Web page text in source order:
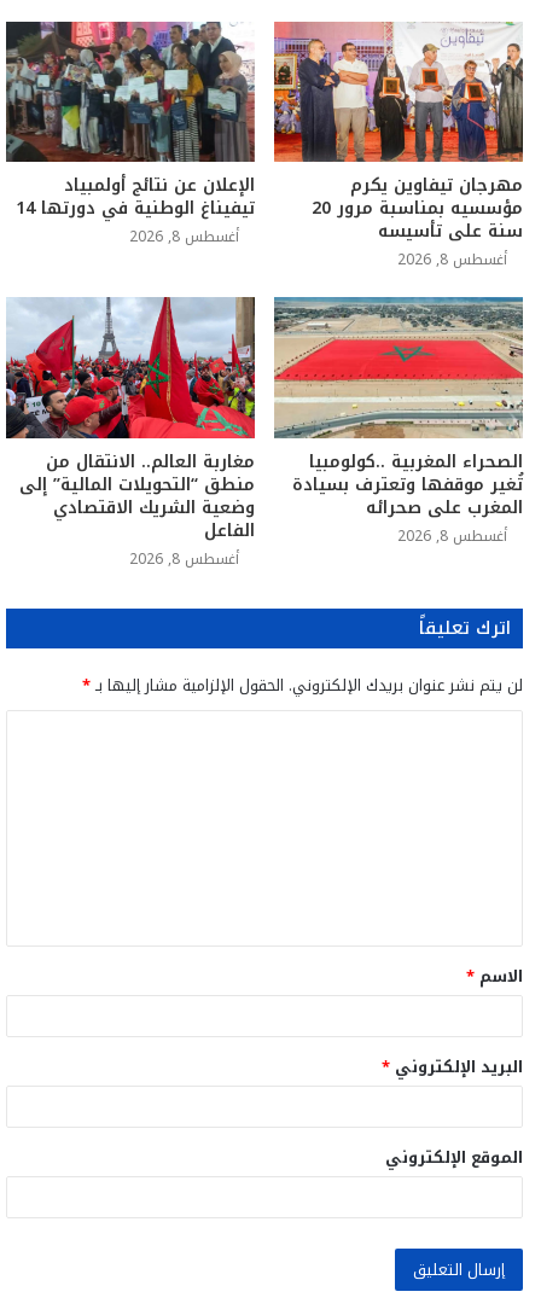
مهرجان تيفاوين يكرم
مؤسسيه بمناسبة مرور 20
سنة على تأسيسه
أغسطس 8, 2026
الإعلان عن نتائج أولمبياد
تيفيناغ الوطنية في دورتها 14
أغسطس 8, 2026
الصحراء المغربية ..كولومبيا
تُغير موقفها وتعترف بسيادة
المغرب على صحرائه
أغسطس 8, 2026
مغاربة العالم.. الانتقال من
منطق “التحويلات المالية” إلى
وضعية الشريك الاقتصادي
الفاعل
أغسطس 8, 2026
اترك تعليقاً
لن يتم نشر عنوان بريدك الإلكتروني. الحقول الإلزامية مشار إليها بـ*
ق
*
الاسم *
البريد الإلكتروني *
الموقع الإلكتروني